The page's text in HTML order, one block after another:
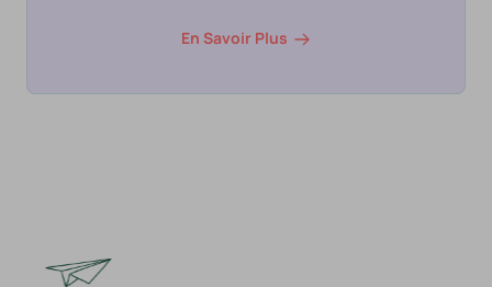
En Savoir Plus